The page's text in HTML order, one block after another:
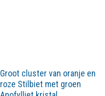
Groot cluster van oranje en
roze Stilbiet met groen